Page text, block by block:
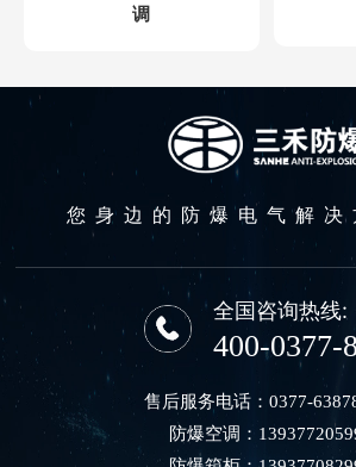
调
您身边的防爆电气解决
全国咨询热线:
400-0377-
售后服务电话： 0377-
防爆空调：